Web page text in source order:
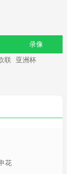
录像
联 亚洲杯
花